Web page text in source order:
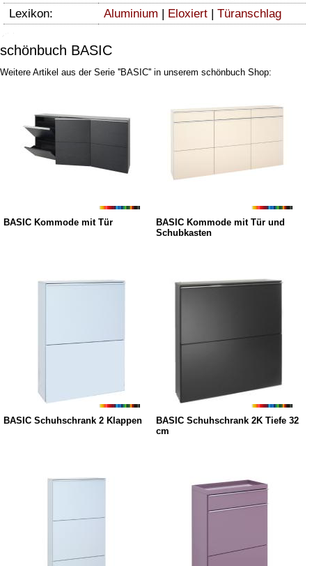
Lexikon:
Aluminium | Eloxiert | Türanschlag
schönbuch BASIC
Weitere Artikel aus der Serie ''BASIC'' in unserem schönbuch Shop:
BASIC Kommode mit Tür
BASIC Kommode mit Tür und
Schubkasten
BASIC Schuhschrank 2 Klappen
BASIC Schuhschrank 2K Tiefe 32
cm